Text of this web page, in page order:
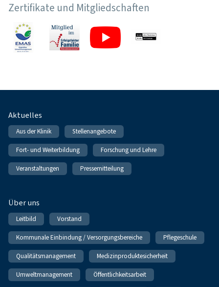
Zertifikate und Mitgliedschaften
Fußnavigation
Aktuelles
Aus der Klinik Stellenangebote
Fort- und Weiterbildung Forschung und Lehre
Veranstaltungen Pressemitteilung
Über uns
Leitbild Vorstand
Kommunale Einbindung / Versorgungsbereiche Pflegeschule
Qualitätsmanagement Medizinproduktesicherheit
Umweltmanagement Öffentlichkeitsarbeit